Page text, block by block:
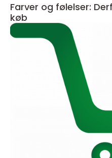
Farver og følelser:
køb